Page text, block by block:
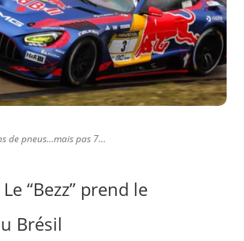
de pneus…mais pas 7…
“Bezz” prend le
Brésil